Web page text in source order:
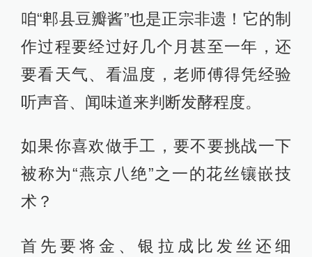
是最值得看的呢？答案当然是参考最
高标准！
这本书完整收录了列入联合国教科文
组织名单的43项中国非遗，并从国务
院公布的1557项国家级非遗中精选出
数百项非遗，可以说是中国非遗界
的“全明星阵容”！
在此基础上，创作团队将600多项非遗